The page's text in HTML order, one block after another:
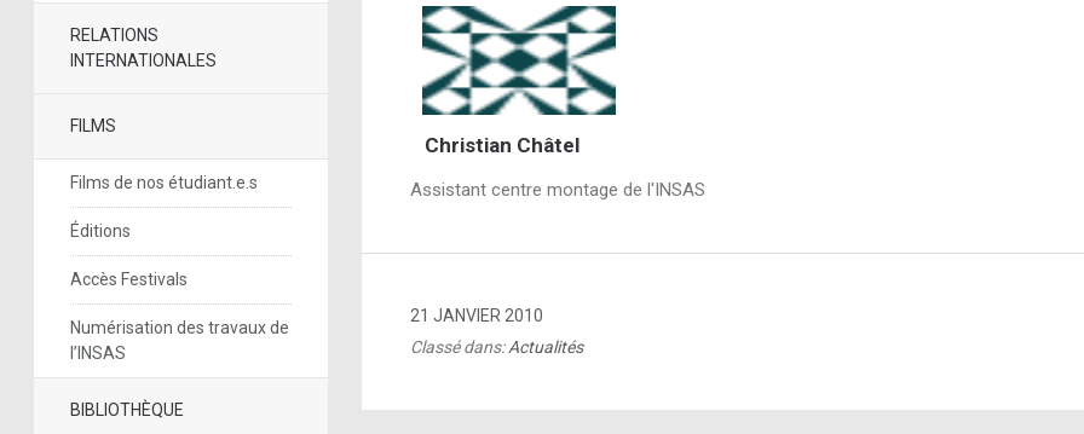
RELATIONS
INTERNATIONALES
FILMS
Films de nos étudiant.e.s
Éditions
Accès Festivals
Numérisation des travaux de
l’INSAS
BIBLIOTHÈQUE
Christian Châtel
Assistant centre montage de l'INSAS
21 JANVIER 2010
Classé dans:Actualités